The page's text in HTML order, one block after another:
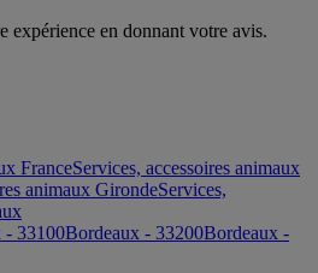
expérience en donnant votre avis.
FranceServices, accessoires animaux
animaux GirondeServices,
- 33100Bordeaux - 33200Bordeaux -